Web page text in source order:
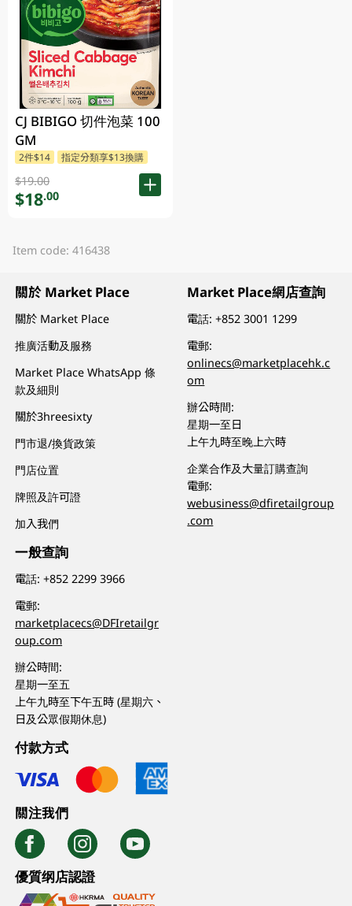
CJ BIBIGO 切件泡菜 100
GM
2件$14 指定分類享$13換購
$19.00
$18.00
Item code: 416438
關於 Market Place
關於 Market Place
推廣活動及服務
Market Place WhatsApp 條
款及細則
關於3hreesixty
門市退/換貨政策
門店位置
牌照及許可證
加入我們
一般查詢
電話:+852 2299 3966
電郵:
marketplacecs@DFIretailgr
oup.com
辦公時間:
星期一至五
上午九時至下午五時 (星期六、
日及公眾假期休息)
Market Place網店查詢
電話:+852 3001 1299
電郵:
onlinecs@marketplacehk.c
om
辦公時間:
星期一至日
上午九時至晚上六時
企業合作及大量訂購查詢
電郵:
webusiness@dfiretailgroup
.com
付款方式
關注我們
優質纲店認證